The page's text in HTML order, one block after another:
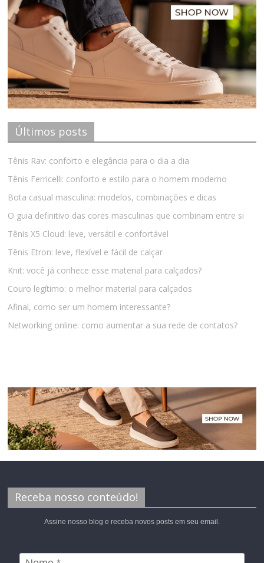
Últimos posts
Tênis Rav: conforto e elegância para o dia a dia
Tênis Ferricelli: conforto e estilo para o homem moderno
Bota casual masculina: modelos, combinações e dicas
O guia definitivo das cores masculinas que combinam entre si
Tênis X5 Cloud: leve, versátil e confortável
Tênis Etron: leve, flexível e fácil de calçar
Knit: você já conhece esse material para calçados?
Couro legítimo: o melhor material para calçados
Afinal, como ser um homem interessante?
Networking online: como aumentar a sua rede de contatos?
Receba nosso conteúdo!
Assine nosso blog e receba novos posts em seu email.